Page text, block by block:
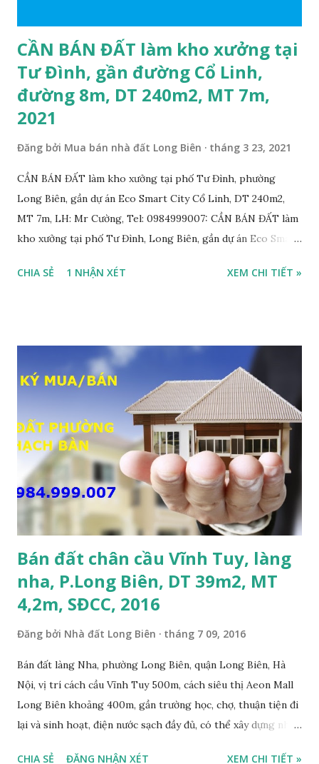
CẦN BÁN ĐẤT làm kho xưởng tại
Tư Đình, gần đường Cổ Linh,
đường 8m, DT 240m2, MT 7m,
2021
Đăng bởi Mua bán nhà đất Long Biên tháng 3 23, 2021
CẦN BÁN ĐẤT làm kho xưởng tại phố Tư Đình, phường
Long Biên, gần dự án Eco Smart City Cổ Linh, DT 240m2,
MT 7m, LH: Mr Cường, Tel: 0984999007: CẦN BÁN ĐẤT làm
kho xưởng tại phố Tư Đình, Long Biên, gần dự án Eco Smart
nằm trên mặt ngõ thông, đường rộng 8m, 2 ô tô tránh nhau;
bán: 17,5 tỷ, có thương lượng với khách thiện chí mua nhanh;
THÔNG TIN TIỆN ÍCH XUNG QUANH MẢNH ĐẤT LÀM
KHO XƯỞNG TẠI PHỐ TƯ ĐÌNH CẦN BÁN: • Đất nằm trên
mặt ngõ phố Tư Đình, ngõ trước nhà rộng 8m, ngõ thông, ô
tô tránh nhau; • Cách mặt đường Cổ Linh khoảng 200m; •
Cách dự án Eco Smart City Cổ Linh khoảng 250m; • Gần dự
án khu biệt thự dự án Minh Tâm Tư Đình • Cách chân cầu
Vĩnh Tuy và siêu thị Aeon Mall Long Biên khoảng 500m; •
Khu vực đông đúc dân cư, thuận tiện đi lại và sinh hoạt; ...
CHIA SẺ 1 NHẬN XÉT XEM CHI TIẾT »
Bán đất chân cầu Vĩnh Tuy, làng
nha, P.Long Biên, DT 39m2, MT
4,2m, SĐCC, 2016
Đăng bởi Nhà đất Long Biên tháng 7 09, 2016
Bán đất làng Nha, phường Long Biên, quận Long Biên, Hà
Nội, vị trí cách cầu Vĩnh Tuy 500m, cách siêu thị Aeon Mall
Long Biên khoảng 400m, gần trường học, chợ, thuận tiện đi
lại và sinh hoạt, điện nước sạch đầy đủ, có thể xây dựng nhà
CHIA SẺ ĐĂNG NHẬN XÉT XEM CHI TIẾT »